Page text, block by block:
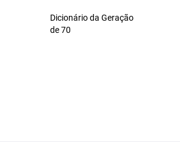
Dicionário da Geração
de 70